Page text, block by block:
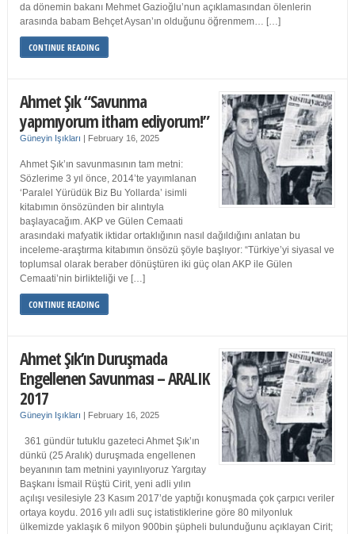
da dönemin bakanı Mehmet Gazioğlu’nun açıklamasından ölenlerin
arasında babam Behçet Aysan’ın olduğunu öğrenmem… […]
CONTINUE READING
Ahmet Şık “Savunma
yapmıyorum itham ediyorum!”
Güneyin Işıkları | February 16, 2025
Ahmet Şık’ın savunmasının tam metni:
Sözlerime 3 yıl önce, 2014’te yayımlanan
‘Paralel Yürüdük Biz Bu Yollarda’ isimli
kitabımın önsözünden bir alıntıyla
başlayacağım. AKP ve Gülen Cemaati
arasındaki mafyatik iktidar ortaklığının nasıl dağıldığını anlatan bu
inceleme-araştırma kitabımın önsözü şöyle başlıyor: “Türkiye’yi siyasal ve
toplumsal olarak beraber dönüştüren iki güç olan AKP ile Gülen
Cemaati’nin birlikteliği ve […]
CONTINUE READING
Ahmet Şık’ın Duruşmada
Engellenen Savunması – ARALIK
2017
Güneyin Işıkları | February 16, 2025
361 gündür tutuklu gazeteci Ahmet Şık’ın
dünkü (25 Aralık) duruşmada engellenen
beyanının tam metnini yayınlıyoruz Yargıtay
Başkanı İsmail Rüştü Cirit, yeni adli yılın
açılışı vesilesiyle 23 Kasım 2017’de yaptığı konuşmada çok çarpıcı veriler
ortaya koydu. 2016 yılı adli suç istatistiklerine göre 80 milyonluk
ülkemizde yaklaşık 6 milyon 900bin şüpheli bulunduğunu açıklayan Cirit;